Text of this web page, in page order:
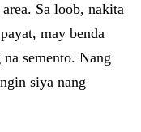
Sa loob, nakita
may benda
semento. Nang
siya nang